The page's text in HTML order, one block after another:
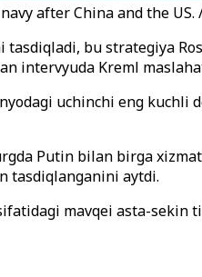
after China and the US.
bu strategiya
intervyuda Kreml
uchinchi eng
Putin bilan birga
tasdiqlanganini aytdi.
mavqei asta-sekin